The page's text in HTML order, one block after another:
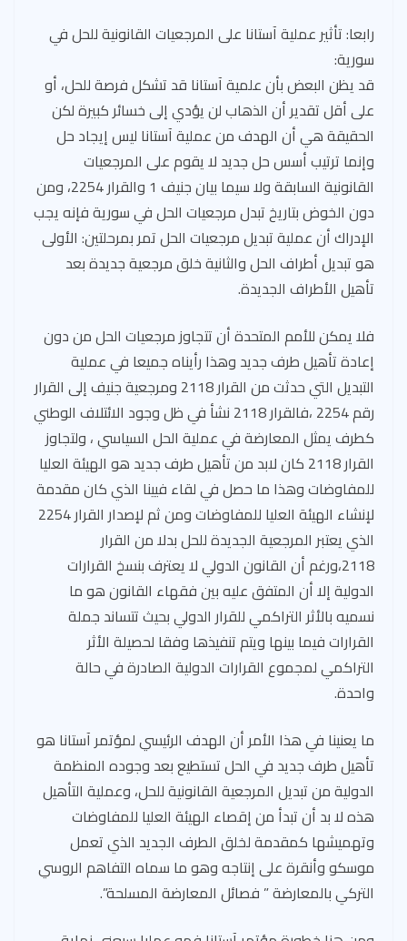
رابعا: تأثير عملية آستانا على المرجعيات القانونية للحل في
سورية:
قد يظن البعض بأن علمية آستانا قد تشكل فرصة للحل، أو
على أقل تقدير أن الذهاب لن يؤدي إلى خسائر كبيرة لكن
الحقيقة هي أن الهدف من عملية آستانا ليس إيجاد حل
وإنما ترتيب أسس حل جديد لا يقوم على المرجعيات
القانونية السابقة ولا سيما بيان جنيف 1 والقرار 2254، ومن
دون الخوض بتاريخ تبدل مرجعيات الحل في سورية فإنه يجب
الإدراك أن عملية تبديل مرجعيات الحل تمر بمرحلتين: الأولى
هو تبديل أطراف الحل والثانية خلق مرجعية جديدة بعد
تأهيل الأطراف الجديدة.
فلا يمكن للأمم المتحدة أن تتجاوز مرجعيات الحل من دون
إعادة تأهيل طرف جديد وهذا رأيناه جميعا في عملية
التبديل التي حدثت من القرار 2118 ومرجعية جنيف إلى القرار
رقم 2254 ،فالقرار 2118 نشأ في ظل وجود الائتلاف الوطني
كطرف يمثل المعارضة في عملية الحل السياسي ، ولتجاوز
القرار 2118 كان لابد من تأهيل طرف جديد هو الهيئة العليا
للمفاوضات وهذا ما حصل في لقاء فيينا الذي كان مقدمة
لإنشاء الهيئة العليا للمفاوضات ومن ثم لإصدار القرار 2254
الذي يعتبر المرجعية الجديدة للحل بدلا من القرار
2118،ورغم أن القانون الدولي لا يعترف بنسخ القرارات
الدولية إلا أن المتفق عليه بين فقهاء القانون هو ما
نسميه بالأثر التراكمي للقرار الدولي بحيث تتساند جملة
القرارات فيما بينها ويتم تنفيذها وفقا لحصيلة الأثر
التراكمي لمجموع القرارات الدولية الصادرة في حالة
واحدة.
ما يعنينا في هذا الأمر أن الهدف الرئيسي لمؤتمر آستانا هو
تأهيل طرف جديد في الحل تستطيع بعد وجوده المنظمة
الدولية من تبديل المرجعية القانونية للحل، وعملية التأهيل
هذه لا بد أن تبدأ من إقصاء الهيئة العليا للمفاوضات
وتهميشها كمقدمة لخلق الطرف الجديد الذي تعمل
موسكو وأنقرة على إنتاجه وهو ما سماه التفاهم الروسي
التركي بالمعارضة ” فصائل المعارضة المسلحة”.